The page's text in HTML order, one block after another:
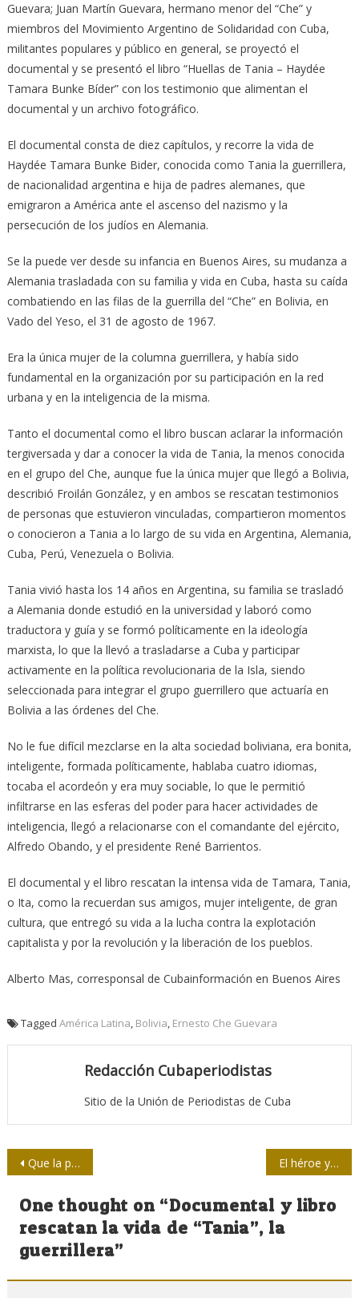
Guevara; Juan Martín Guevara, hermano menor del “Che” y
miembros del Movimiento Argentino de Solidaridad con Cuba,
militantes populares y público en general, se proyectó el
documental y se presentó el libro “Huellas de Tania – Haydée
Tamara Bunke Bíder” con los testimonio que alimentan el
documental y un archivo fotográfico.
El documental consta de diez capítulos, y recorre la vida de
Haydée Tamara Bunke Bider, conocida como Tania la guerrillera,
de nacionalidad argentina e hija de padres alemanes, que
emigraron a América ante el ascenso del nazismo y la
persecución de los judíos en Alemania.
Se la puede ver desde su infancia en Buenos Aires, su mudanza a
Alemania trasladada con su familia y vida en Cuba, hasta su caída
combatiendo en las filas de la guerrilla del “Che” en Bolivia, en
Vado del Yeso, el 31 de agosto de 1967.
Era la única mujer de la columna guerrillera, y había sido
fundamental en la organización por su participación en la red
urbana y en la inteligencia de la misma.
Tanto el documental como el libro buscan aclarar la información
tergiversada y dar a conocer la vida de Tania, la menos conocida
en el grupo del Che, aunque fue la única mujer que llegó a Bolivia,
describió Froilán González, y en ambos se rescatan testimonios
de personas que estuvieron vinculadas, compartieron momentos
o conocieron a Tania a lo largo de su vida en Argentina, Alemania,
Cuba, Perú, Venezuela o Bolivia.
Tania vivió hasta los 14 años en Argentina, su familia se trasladó
a Alemania donde estudió en la universidad y laboró como
traductora y guía y se formó políticamente en la ideología
marxista, lo que la llevó a trasladarse a Cuba y participar
activamente en la política revolucionaria de la Isla, siendo
seleccionada para integrar el grupo guerrillero que actuaría en
Bolivia a las órdenes del Che.
No le fue difícil mezclarse en la alta sociedad boliviana, era bonita,
inteligente, formada políticamente, hablaba cuatro idiomas,
tocaba el acordeón y era muy sociable, lo que le permitió
infiltrarse en las esferas del poder para hacer actividades de
inteligencia, llegó a relacionarse con el comandante del ejército,
Alfredo Obando, y el presidente René Barrientos.
El documental y el libro rescatan la intensa vida de Tamara, Tania,
o Ita, como la recuerdan sus amigos, mujer inteligente, de gran
cultura, que entregó su vida a la lucha contra la explotación
capitalista y por la revolución y la liberación de los pueblos.
Alberto Mas, corresponsal de Cubainformación en Buenos Aires
Tagged América Latina, Bolivia, Ernesto Che Guevara
Redacción Cubaperiodistas
Sitio de la Unión de Periodistas de Cuba
Navegación
de
entradas
Que la pluma no trastoque la realidad El héroe y los graduados
One thought on “Documental y libro
rescatan la vida de “Tania”, la
guerrillera”